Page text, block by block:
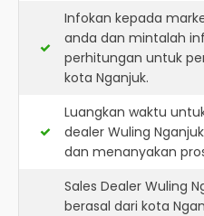
Infokan kepada
anda dan mintalah
perhitungan untuk
kota Nganjuk.
Luangkan waktu
dealer Wuling
dan menanyakan
Sales Dealer Wuling
berasal dari kota